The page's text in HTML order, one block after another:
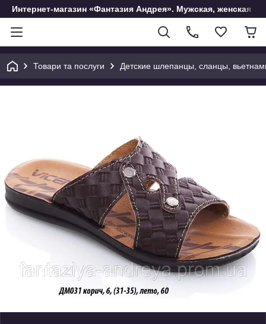
Интернет-магазин «Фантазия Андрея». Мужская, женская и
Товари та послуги Детские шлепанцы, сланцы,